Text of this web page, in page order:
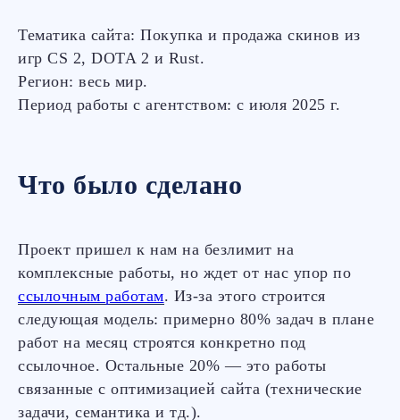
Тематика сайта: Покупка и продажа скинов из
игр CS 2, DOTA 2 и Rust.
Регион: весь мир.
Период работы c агентством: с июля 2025 г.
Что было сделано
Проект пришел к нам на безлимит на
комплексные работы, но ждет от нас упор по
ссылочным работам. Из-за этого строится
следующая модель: примерно 80% задач в плане
работ на месяц строятся конкретно под
ссылочное. Остальные 20% — это работы
связанные с оптимизацией сайта (технические
задачи, семантика и тд.).